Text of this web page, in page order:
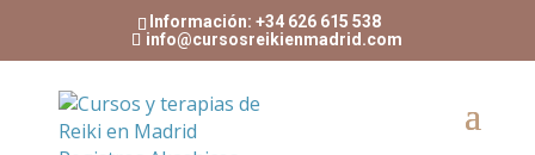
Información: +34 626 615 538
info@cursosreikienmadrid.com